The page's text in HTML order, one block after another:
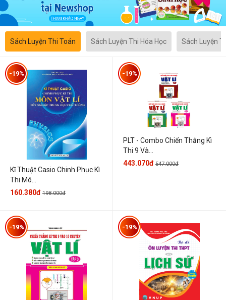
Sách Luyện Thi Toán Sách Luyện Thi Hóa Học Sách Luyện
Kĩ Thuật Casio Chinh Phục Kì
Thi Mô...
-19%
160.380đ 198.000đ
PLT - Combo Chiến Thắng Kì
Thi 9 Và...
-19%
443.070đ 547.000đ
-19% -19%